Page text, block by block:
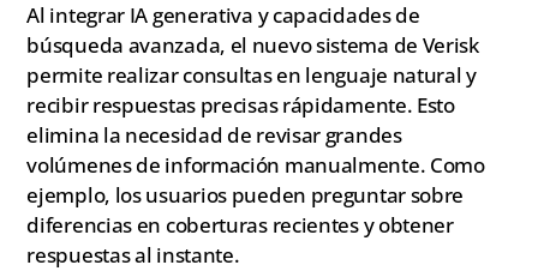
Al integrar IA generativa y capacidades de
búsqueda avanzada, el nuevo sistema de Verisk
permite realizar consultas en lenguaje natural y
recibir respuestas precisas rápidamente. Esto
elimina la necesidad de revisar grandes
volúmenes de información manualmente. Como
ejemplo, los usuarios pueden preguntar sobre
diferencias en coberturas recientes y obtener
respuestas al instante.